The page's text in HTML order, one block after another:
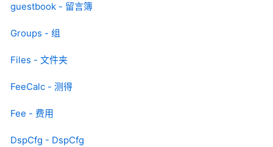
guestbook - 留言簿
Groups - 组
Files - 文件夹
FeeCalc - 测得
Fee - 费用
DspCfg - DspCfg